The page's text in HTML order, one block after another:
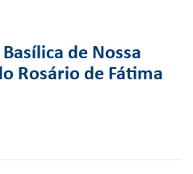
de Nossa
Rosário de Fátima